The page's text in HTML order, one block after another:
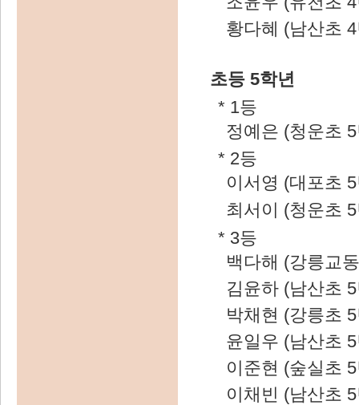
황다혜 (남산초
초등 5학년
* 1등
정예은 (청운초
* 2등
이서영 (대포초
최서이 (청운초
* 3등
백다해 (강릉교
김윤하 (남산초
박채현 (강릉초
윤일우 (남산초
이준현 (숲실초
이채빈 (남산초